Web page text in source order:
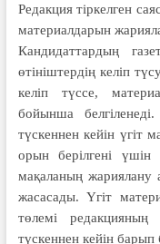
Редакция тіркелген
материалдарын
Кандидаттардың
өтініштердің келіп
келіп түссе,
бойынша
түскеннен кейін үгіт
орын берілгені
мақаланың жариялану
жасасады. Үгіт
төлемі
түскеннен кейін